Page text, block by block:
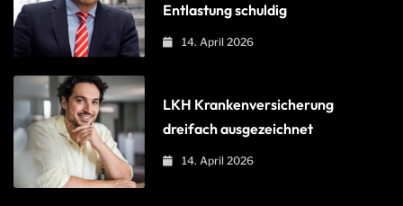
Entlastung schuldig
14. April 2026
LKH Krankenversicherung
dreifach ausgezeichnet
14. April 2026